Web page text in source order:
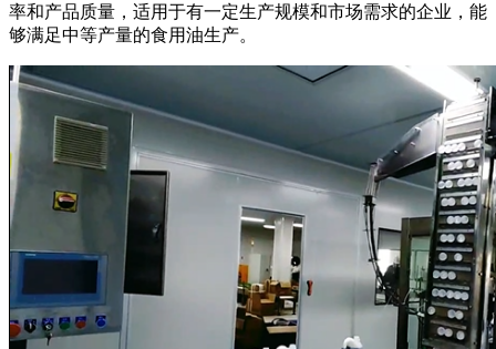
率和产品质量，适用于有一定生产规模和市场需求的企业，能
够满足中等产量的食用油生产。